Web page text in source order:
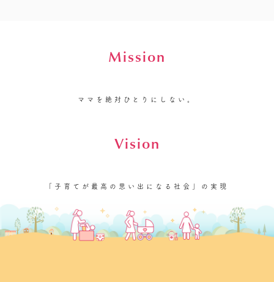
Mission
ママを絶対ひとりにしない。
Vision
「子育てが最高の思い出になる社会」の実現